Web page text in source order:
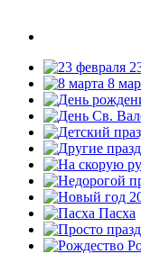
8
Пасха